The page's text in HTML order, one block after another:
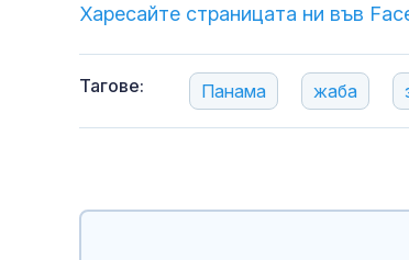
Харесайте страницата ни във
Тагове: Панама жаба